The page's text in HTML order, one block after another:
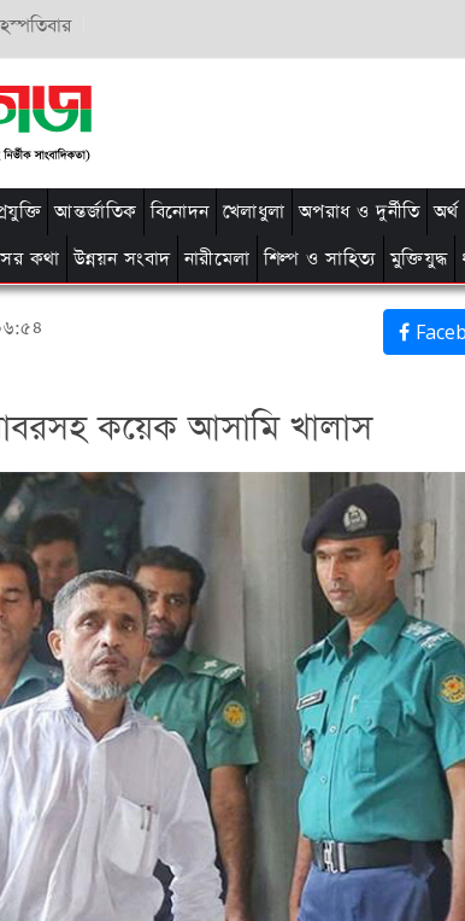
আন্তর্জাতিক বিনোদন খেলাধুলা অপরাধ ও দুর্নীতি
কথা উন্নয়ন সংবাদ নারীমেলা শিল্প ও সাহিত্য মুক্তিযুদ্ধ
কয়েক আসামি খালাস